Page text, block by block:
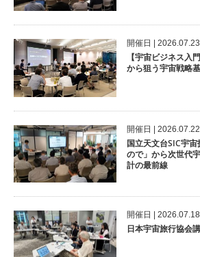
開催⽇ | 2026.07.23
【宇宙ビジネス入
から狙う宇宙戦略
開催⽇ | 2026.07.22
国立天文台SIC宇
ので」から次世代
計の最前線
開催⽇ | 2026.07.18
日本宇宙旅行協会